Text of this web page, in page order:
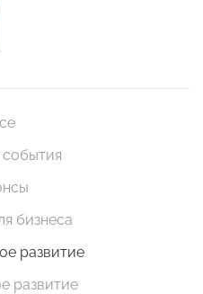
события
бизнеса
развитие
развитие